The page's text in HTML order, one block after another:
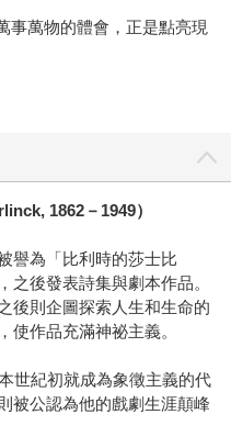
萬物的體會，正是點亮現
1862－ 1949）
譽為「比利時的莎士比
之後發表詩集與劇本作品。
後則企圖探索人生和生命的
使作品充滿神祕主義。
世紀初就成為象徵主義的代
被公認為他的戲劇生涯顛峰